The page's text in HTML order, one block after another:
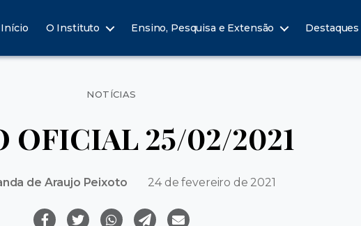
Início O Instituto Ensino, Pesquisa e Extensão Destaques
Categorias
NOTÍCIAS
OFICIAL 25/02/2021
de Araujo Peixoto 24 de fevereiro de 2021